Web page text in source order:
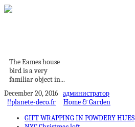
The Eames house
bird is a very
familiar object in...
December 20, 2016 администратор
!!planete-deco.fr
Home & Garden
GIFT WRAPPING IN POWDERY HUES